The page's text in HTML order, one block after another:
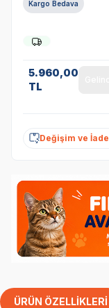
Kargo Bedava
5.960,00
TL
Değişim ve
ÜRÜN ÖZELLIKLERI